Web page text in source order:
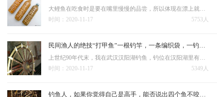
大鲤鱼在吃食时是要在嘴里慢慢的品尝，所以体现在漂上就会出现一点一点的，一旦鲤鱼把谷子从钩上弄掉后，钩和谷子就会脱落，鱼就会把钩吐出。我的方法是调平水钓一目或二目，这样的好处就是让小心的鲤鱼放心的吃饵，而…
5753人
时间：2020-11-17
民间渔人的绝技“打甲鱼”一根钓竿，一条编织袋，一钓一个准
上世纪90年代末，我在武汉汉阳湖钓鱼，钓位在汉阳湖里有一排竹墙的附近，我和钓友两人是早上6点到达那里的。 这种钓法的原理：因为甲鱼在水底待的时间长了需要上来换气，就是露出水面的那一刹那，被他…
5349人
时间：2020-11-17
钓鱼人，如果你觉得自己是高手，能否说出四个鱼不咬钩的原因